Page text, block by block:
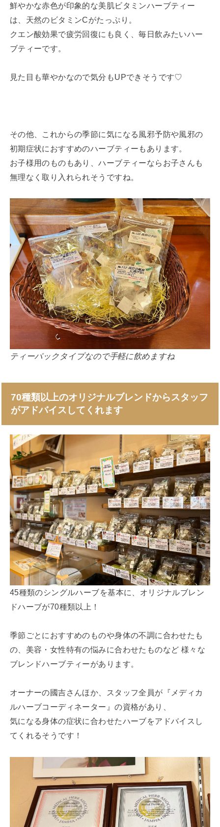
鮮やかな赤色が印象的な美肌ビタミンハーブティー
は、天然のビタミンCがたっぷり。
クエン酸効果で疲労回復にも良く、毎日飲みたいハー
ブティーです。
見た目も華やかなので気分もUPできそうです♡
その他、これからの季節に気になる風邪予防や風邪の
初期症状におすすめのハーブティーもあります。
お子様用のものもあり、ハーブティーならお子さんも
無理なく取り入れられそうですね。
ティーパックタイプなので手軽に飲めますね
70種類以上のオリジナルブレンドからスタッフ
がアドバイス してくれます
45種類のシングルハーブを基本に、オリジナルブレン
ドハーブが70種類以上！
季節ごとにおすすめのものや身体の不調に合わせたも
の、美容・女性特有の悩みに合わせたものなど 様々な
ブレンドハーブティーがあります。
オーナーの國吉さんほか、スタッフ全員が『メディカ
ルハーブコーディネーター』の資格があり、
気になる身体の症状に合わせたハーブをアドバイスし
てくれるそうです！